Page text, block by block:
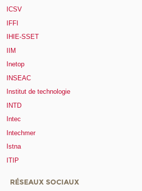
ICSV
IFFI
IHIE-SSET
IIM
Inetop
INSEAC
Institut de technologie
INTD
Intec
Intechmer
Istna
ITIP
RÉSEAUX SOCIAUX